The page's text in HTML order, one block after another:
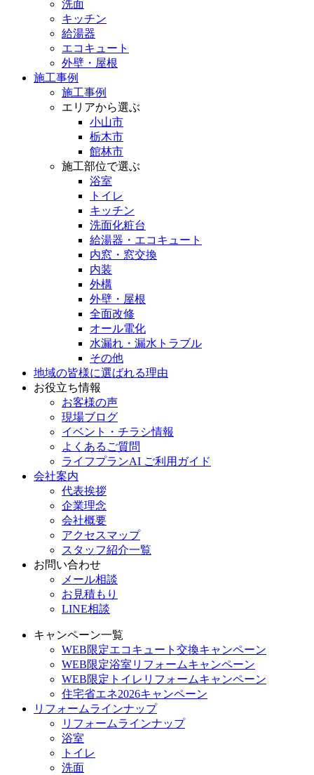
洗面
キッチン
給湯器
エコキュート
外壁・屋根
施工事例
施工事例
エリアから選ぶ
小山市
栃木市
館林市
施工部位で選ぶ
浴室
トイレ
キッチン
洗面化粧台
給湯器・エコキュート
内窓・窓交換
内装
外構
外壁・屋根
全面改修
オール電化
水漏れ・漏水トラブル
その他
地域の皆様に選ばれる理由
お役立ち情報
お客様の声
現場ブログ
イベント・チラシ情報
よくあるご質問
ライフプランAI ご利用ガイド
会社案内
代表挨拶
企業理念
会社概要
アクセスマップ
スタッフ紹介一覧
お問い合わせ
メール相談
お見積もり
LINE相談
キャンペーン一覧
WEB限定エコキュート交換キャンペーン
WEB限定浴室リフォームキャンペーン
WEB限定トイレリフォームキャンペーン
住宅省エネ2026キャンペーン
リフォームラインナップ
リフォームラインナップ
浴室
トイレ
洗面